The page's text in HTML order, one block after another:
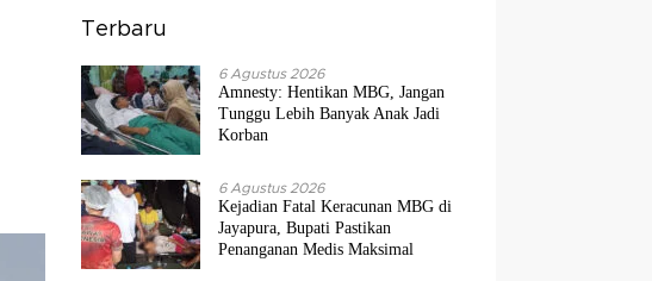
Terbaru
6 Agustus 2026
Amnesty: Hentikan MBG, Jangan
Tunggu Lebih Banyak Anak Jadi
Korban
6 Agustus 2026
Kejadian Fatal Keracunan MBG di
Jayapura, Bupati Pastikan
Penanganan Medis Maksimal